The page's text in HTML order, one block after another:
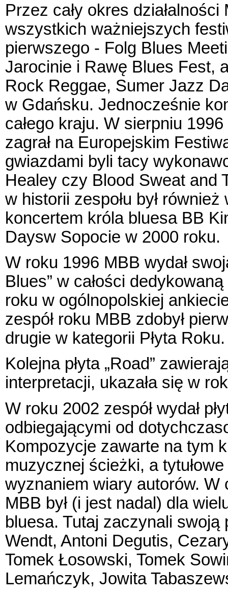
Przez cały okres
wszystkich ważniejszych
pierwszego - Folg Blues
Jarocinie i Rawę Blues Fest,
Rock Reggae, Sumer Jazz
w Gdańsku. Jednocześnie
całego kraju. W sierpniu
zagrał na Europejskim
gwiazdami byli tacy
Healey czy Blood Sweat and
w historii zespołu był
koncertem króla bluesa BB
Daysw Sopocie w 2000 roku.
W roku 1996 MBB wydał
Blues” w całości
roku w ogólnopolskiej
zespół roku MBB zdobył
drugie w kategorii Płyta Roku.
Kolejna płyta „Road”
interpretacji, ukazała się w
W roku 2002 zespół wydał
odbiegającymi od
Kompozycje zawarte na tym
muzycznej ścieżki, a tytułowe
wyznaniem wiary autorów.
MBB był (i jest nadal) dla
bluesa. Tutaj zaczynali
Wendt, Antoni Degutis,
Tomek Łosowski, Tomek
Lemańczyk, Jowita